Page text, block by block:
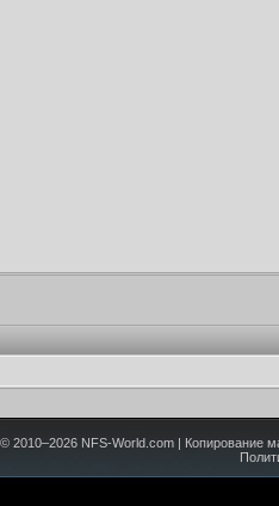
2010–2026 NFS-World.com | Копирование